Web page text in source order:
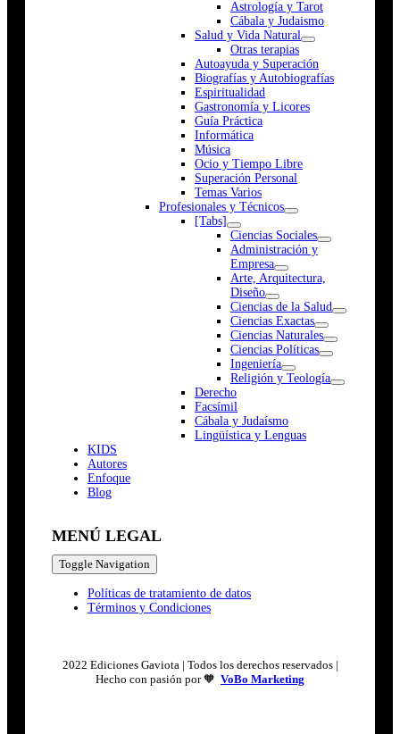
Astrología y Tarot
Cábala y Judaismo
Salud y Vida Natural
Otras terapias
Autoayuda y Superación
Biografías y Autobiografías
Espiritualidad
Gastronomía y Licores
Guía Práctica
Informática
Música
Ocio y Tiempo Libre
Superación Personal
Temas Varios
Profesionales y Técnicos
[Tabs]
Ciencias Sociales
Administración y
Empresa
Arte, Arquitectura,
Diseño
Ciencias de la Salud
Ciencias Exactas
Ciencias Naturales
Ciencias Políticas
Ingeniería
Religión y Teología
Derecho
Facsímil
Cábala y Judaísmo
Lingüística y Lenguas
KIDS
Autores
Enfoque
Blog
MENÚ LEGAL
Toggle Navigation
Políticas de tratamiento de datos
Términos y Condiciones
2022 Ediciones Gaviota | Todos los derechos reservados |
Hecho con pasión por 🧡 VoBo Marketing